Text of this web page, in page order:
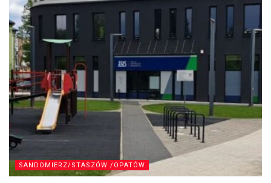
SANDOMIERZ/STASZÓW /OPATÓW